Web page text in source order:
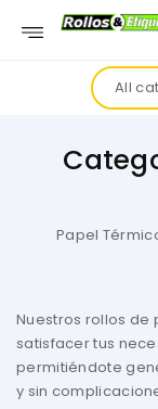
All
Papel
Nuestros rollos
satisfacer tus
permitiéndote
y sin